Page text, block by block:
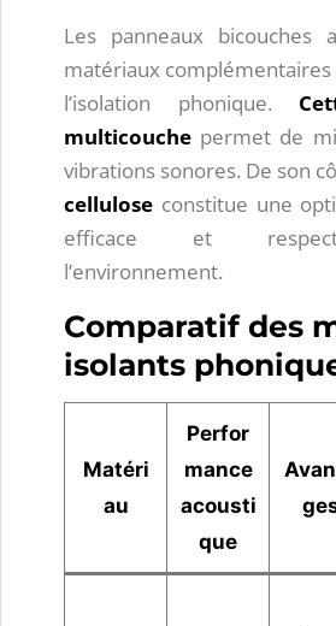
Les panneaux bicouches
matériaux
l’isolation phonique.
multicouche permet de
vibrations sonores. De son
cellulose constitue une
efficace et
l’environnement.
Comparatif des
isolants
Matéri
au
Perfor
mance
acousti
que